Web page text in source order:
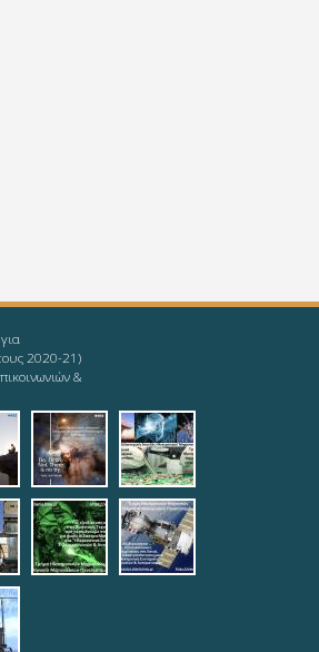
2020-21)
&
mind.jpg
08-11_ieee-
2019-08-11_ieee-
yoda.jpg
2019-08-
teleautos_3.jpg
teleautos_4.jpg